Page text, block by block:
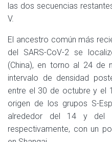
las dos secuencias
V.
El ancestro común más
del SARS-CoV-2 se
(China), en torno al 24 de
intervalo de densidad
entre el 30 de octubre y el
origen de los grupos S-
alrededor del 14 y del
respectivamente, con un